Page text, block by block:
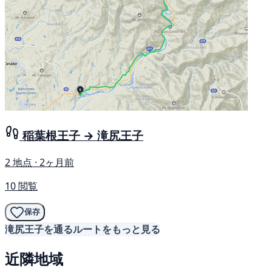
稲葉根王子 → 滝尻王子
2 地点 · 2ヶ月前
10 閲覧
保存
滝尻王子を通るルートをもっと見る
近隣地域